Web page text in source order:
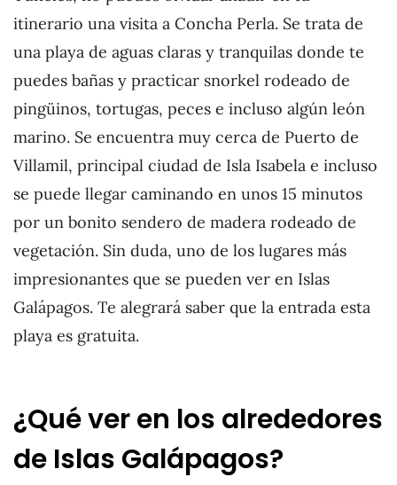
itinerario una visita a Concha Perla. Se trata de
una playa de aguas claras y tranquilas donde te
puedes bañas y practicar snorkel rodeado de
pingüinos, tortugas, peces e incluso algún león
marino. Se encuentra muy cerca de Puerto de
Villamil, principal ciudad de Isla Isabela e incluso
se puede llegar caminando en unos 15 minutos
por un bonito sendero de madera rodeado de
vegetación. Sin duda, uno de los lugares más
impresionantes que se pueden ver en Islas
Galápagos. Te alegrará saber que la entrada esta
playa es gratuita.
¿Qué ver en los alrededores
de Islas Galápagos?